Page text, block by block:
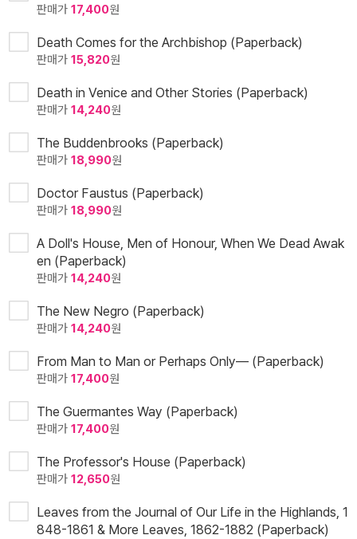
판매가 17,400원
Death Comes for the Archbishop (Paperback)
판매가 15,820원
Death in Venice and Other Stories (Paperback)
판매가 14,240원
The Buddenbrooks (Paperback)
판매가 18,990원
Doctor Faustus (Paperback)
판매가 18,990원
A Doll's House, Men of Honour, When We Dead Awak
en (Paperback)
판매가 14,240원
The New Negro (Paperback)
판매가 14,240원
From Man to Man or Perhaps Only— (Paperback)
판매가 17,400원
The Guermantes Way (Paperback)
판매가 17,400원
The Professor's House (Paperback)
판매가 12,650원
Leaves from the Journal of Our Life in the Highlands, 1
848-1861 & More Leaves, 1862-1882 (Paperback)